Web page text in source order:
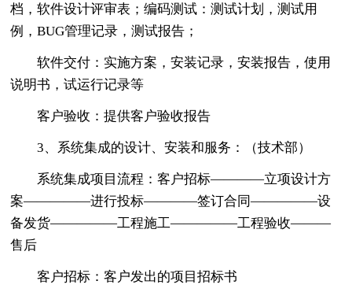
档，软件设计评审表；编码测试：测试计划，测试用
例，BUG管理记录，测试报告；
软件交付：实施方案，安装记录，安装报告，使用
说明书，试运行记录等
客户验收：提供客户验收报告
3、系统集成的设计、安装和服务：（技术部）
系统集成项目流程：客户招标————立项设计方
案—————进行投标————签订合同—————设
备发货—————工程施工—————工程验收———
售后
客户招标：客户发出的项目招标书